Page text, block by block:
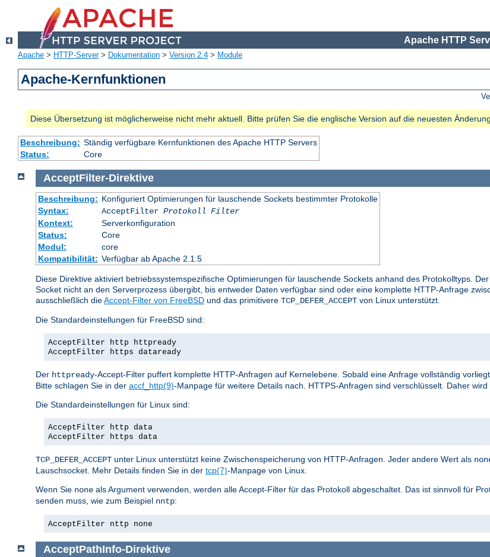
Apache HTTP
Apache > HTTP-Server> Dokumentation > Version 2.4 > Module
Apache-Kernfunktionen
Diese Übersetzung ist möglicherweise nicht mehr aktuell. Bitte prüfen Sie die englische Version auf die neuesten
Beschreibung: Ständig verfügbare Kernfunktionen des Apache HTTP Servers
Status:
Core
AcceptFilter-Direktive
Beschreibung: Konfiguriert Optimierungen für lauschende Sockets bestimmter Protokolle
Syntax:
AcceptFilter Protokoll Filter
Kontext:
Serverkonfiguration
Status:
Core
Modul:
core
Kompatibilität: Verfügbar ab Apache 2.1.5
Diese Direktive aktiviert betriebssystemspezifische Optimierungen für lauschende Sockets anhand des Protokolltyps.
Socket nicht an den Serverprozess übergibt, bis entweder Daten verfügbar sind oder eine komplette HTTP-Anfrage
ausschließlich dieAccept-Filter von FreeBSD und das primitivere TCP_DEFER_ACCEPT von Linux unterstützt.
Die Standardeinstellungen für FreeBSD sind:
AcceptFilter http httpready
AcceptFilter https dataready
Der httpready-Accept-Filter puffert komplette HTTP-Anfragen auf Kernelebene. Sobald eine Anfrage vollständig
Bitte schlagen Sie in der accf_http(9)-Manpage für weitere Details nach. HTTPS-Anfragen sind verschlüsselt. Daher
Die Standardeinstellungen für Linux sind:
AcceptFilter http data
AcceptFilter https data
TCP_DEFER_ACCEPT unter Linux unterstützt keine Zwischenspeicherung von HTTP-Anfragen. Jeder andere Wert als
Lauschsocket. Mehr Details finden Sie in der tcp(7)-Manpage von Linux.
Wenn Sie none als Argument verwenden, werden alle Accept-Filter für das Protokoll abgeschaltet. Das ist sinnvoll für
senden muss, wie zum Beispiel nntp:
AcceptFilter nttp none
AcceptPathInfo-Direktive